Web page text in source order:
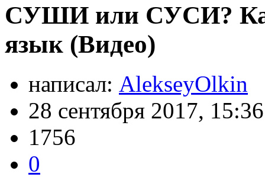
СУШИ или СУСИ?
язык (Видео)
написал: AlekseyOlkin
28 сентября 2017, 15:36
1756
0